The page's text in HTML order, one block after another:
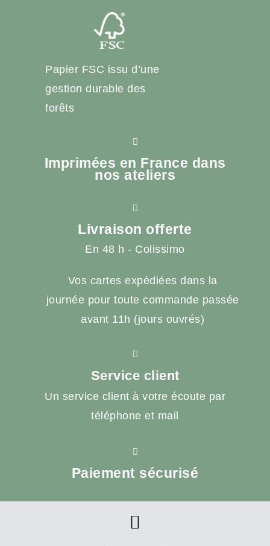
Papier FSC issu d’une
gestion durable des
forêts
Imprimées en France dans
nos ateliers
Livraison offerte
En 48 h - Colissimo
Vos cartes expédiées dans la
journée pour toute commande passée
avant 11h (jours ouvrés)
Service client
Un service client à votre écoute par
téléphone et mail
Paiement sécurisé